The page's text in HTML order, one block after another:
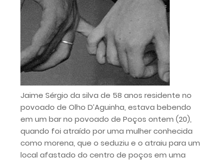
Jaime Sérgio da silva de 58 anos residente no
povoado de Olho D’Aguinha, estava bebendo
em um bar no povoado de Poços ontem (20),
quando foi atraído por uma mulher conhecida
como morena, que o seduziu e o atraiu para um
local afastado do centro de poços em uma